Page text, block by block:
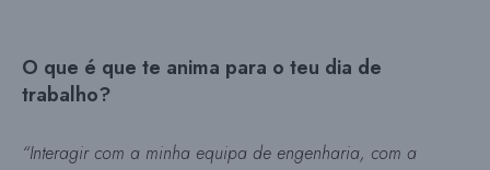
O que é que te anima para o teu dia de
trabalho?
“Interagir com a minha equipa de engenharia, com a